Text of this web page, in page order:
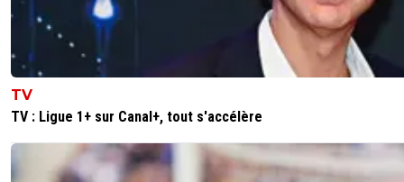
TV
TV : Ligue 1+ sur Canal+, tout s'accélère